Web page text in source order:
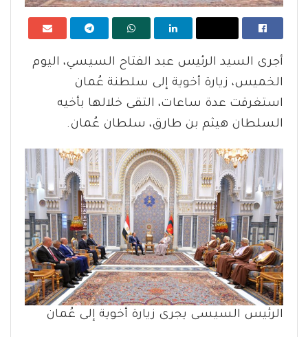
أجرى السيد الرئيس عبد الفتاح السيسي، اليوم
الخميس، زيارة أخوية إلى سلطنة عُمان
استغرقت عدة ساعات، التقى خلالها بأخيه
السلطان هيثم بن طارق، سلطان عُمان.
الرئيس السيسى يجرى زيارة أخوية إلى عُمان